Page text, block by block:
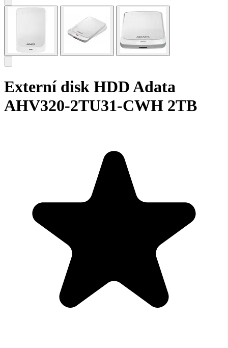
Externí disk HDD Adata
AHV320-2TU31-CWH 2TB